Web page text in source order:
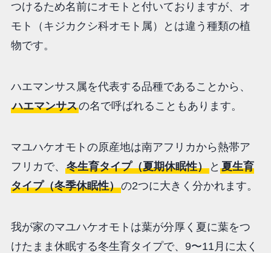
つけるため名前にオモトと付いておりますが、オ
モト（キジカクシ科オモト属）とは違う種類の植
物です。
ハエマンサス属を代表する品種であることから、
ハエマンサスの名で呼ばれることもあります。
マユハケオモトの原産地は南アフリカから熱帯ア
フリカで、 冬生育タイプ（夏期休眠性）と 夏生育
タイプ（冬季休眠性）の2つに大きく分かれます。
我が家のマユハケオモトは葉が分厚く夏に葉をつ
けたまま休眠する冬生育タイプで、9〜11月に太く